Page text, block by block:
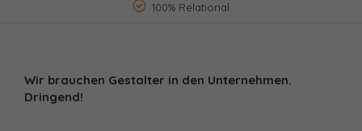
100% Relational
Wir brauchen Gestalter in den Unternehmen.
Dringend!